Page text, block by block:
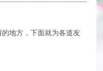
地方，下面就为各道友